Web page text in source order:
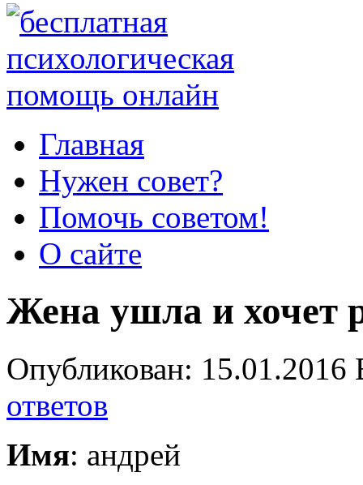
Главная
Нужен совет?
Помочь советом!
О сайте
Жена ушла и хочет
Опубликован:
ответов
Имя: андрей